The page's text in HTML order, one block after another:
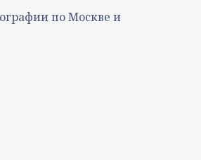
по Москве и